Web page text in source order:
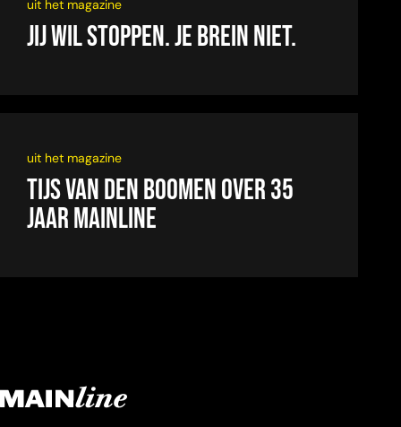
uit het magazine
Jij wil stoppen. Je brein niet.
uit het magazine
Tijs van den Boomen over 35
jaar Mainline